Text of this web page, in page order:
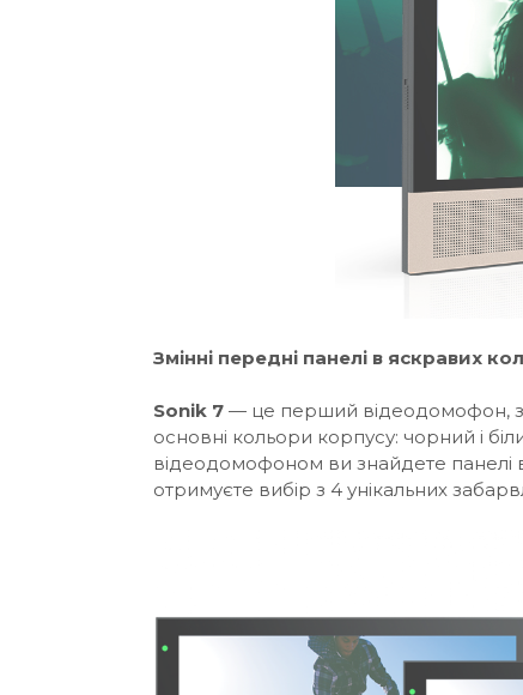
Змінні передні панелі в яскравих
Sonik 7— це перший відеодомофон,
основні кольори корпусу: чорний і
відеодомофоном ви знайдете панелі
отримуєте вибір з 4 унікальних